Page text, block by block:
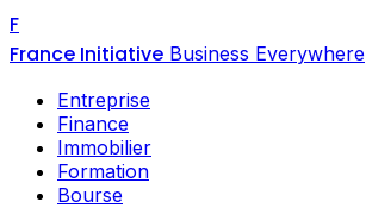
F
France Initiative Business Everywhere
Entreprise
Finance
Immobilier
Formation
Bourse